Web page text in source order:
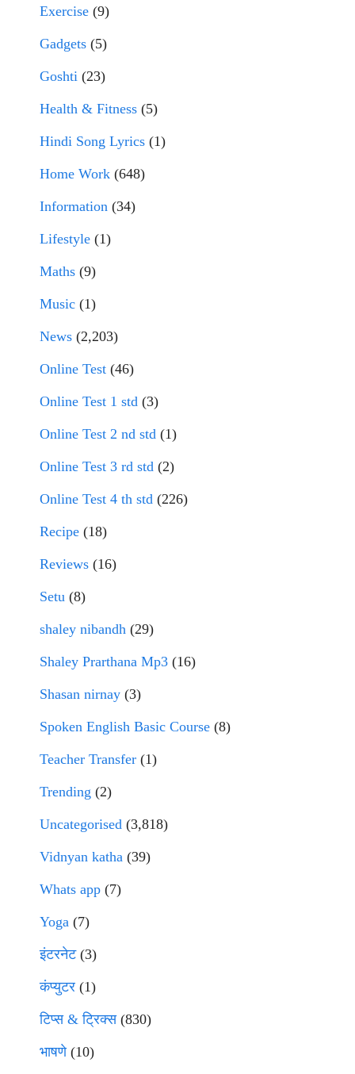
Exercise (9)
Gadgets (5)
Goshti (23)
Health & Fitness (5)
Hindi Song Lyrics (1)
Home Work (648)
Information (34)
Lifestyle (1)
Maths (9)
Music (1)
News (2,203)
Online Test (46)
Online Test 1 std (3)
Online Test 2 nd std (1)
Online Test 3 rd std (2)
Online Test 4 th std (226)
Recipe (18)
Reviews (16)
Setu (8)
shaley nibandh (29)
Shaley Prarthana Mp3 (16)
Shasan nirnay (3)
Spoken English Basic Course (8)
Teacher Transfer (1)
Trending (2)
Uncategorised (3,818)
Vidnyan katha (39)
Whats app (7)
Yoga (7)
इंटरनेट(3)
कंप्युटर (1)
टिप्स & ट्रिक्स(830)
भाषणे(10)